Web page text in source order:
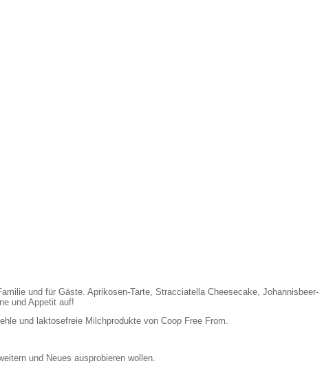
und für Gäste. Aprikosen-Tarte, Stracciatella Cheesecake, Johannisbeer-
und Appetit auf!
und laktosefreie Milchprodukte von Coop Free From.
und Neues ausprobieren wollen.